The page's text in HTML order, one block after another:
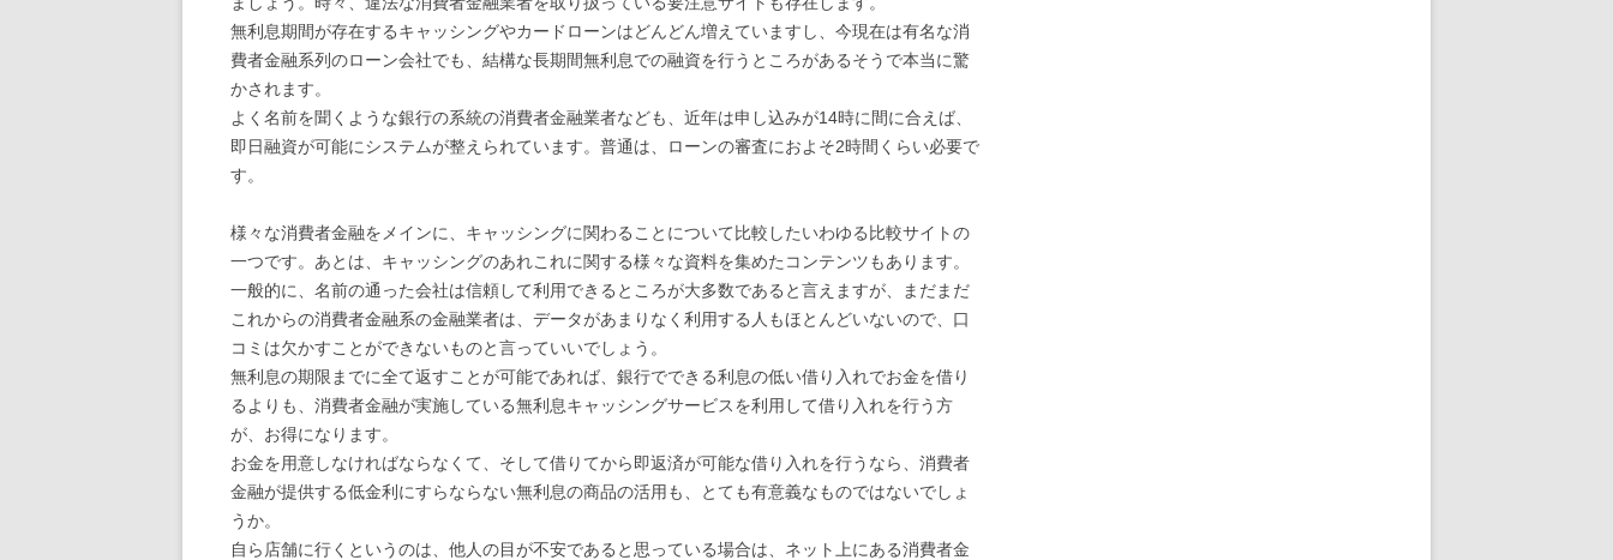
無利息期間が存在するキャッシングやカードローンはどんどん増えていますし、今現在は有名な消
費者金融系列のローン会社でも、結構な長期間無利息での融資を行うところがあるそうで本当に驚
かされます。
よく名前を聞くような銀行の系統の消費者金融業者なども、近年は申し込みが14時に間に合えば、
即日融資が可能にシステムが整えられています。普通は、ローンの審査におよそ2時間くらい必要で
す。
様々な消費者金融をメインに、キャッシングに関わることについて比較したいわゆる比較サイトの
一つです。あとは、キャッシングのあれこれに関する様々な資料を集めたコンテンツもあります。
一般的に、名前の通った会社は信頼して利用できるところが大多数であると言えますが、まだまだ
これからの消費者金融系の金融業者は、データがあまりなく利用する人もほとんどいないので、口
コミは欠かすことができないものと言っていいでしょう。
無利息の期限までに全て返すことが可能であれば、銀行でできる利息の低い借り入れでお金を借り
るよりも、消費者金融が実施している無利息キャッシングサービスを利用して借り入れを行う方
が、お得になります。
お金を用意しなければならなくて、そして借りてから即返済が可能な借り入れを行うなら、消費者
金融が提供する低金利にすらならない無利息の商品の活用も、とても有意義なものではないでしょ
うか。
自ら店舗に行くというのは、他人の目が不安であると思っている場合は、ネット上にある消費者金